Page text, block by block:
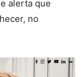
alerta que
no